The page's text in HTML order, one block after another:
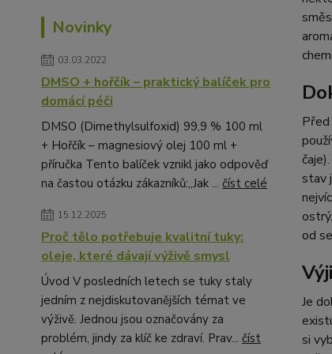
Novinky
03.03.2022
DMSO + hořčík – praktický balíček pro
domácí péči
DMSO (Dimethylsulfoxid) 99,9 % 100 ml
+ Hořčík – magnesiový olej 100 ml +
příručka Tento balíček vznikl jako odpověď
na častou otázku zákazníků:„Jak ... číst celé
15.12.2025
Proč tělo potřebuje kvalitní tuky:
oleje, které dávají výživě smysl
Úvod V posledních letech se tuky staly
jedním z nejdiskutovanějších témat ve
výživě. Jednou jsou označovány za
problém, jindy za klíč ke zdraví. Prav... číst
stav
ostrý.
od
Je
si